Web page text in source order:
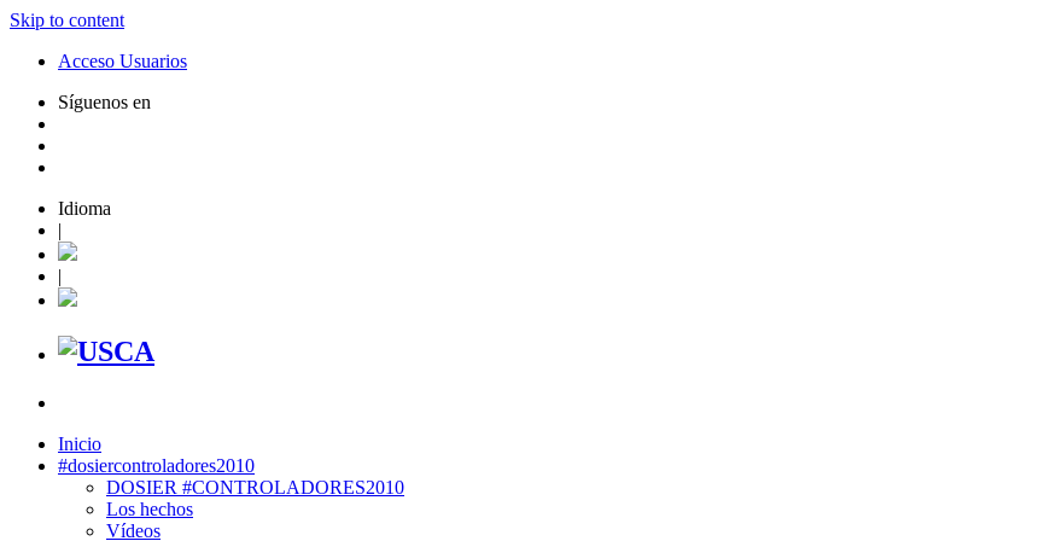
Skip to content
Acceso Usuarios
Síguenos en
Idioma
|
|
Inicio
#dosiercontroladores2010
DOSIER #CONTROLADORES2010
Los hechos
Vídeos